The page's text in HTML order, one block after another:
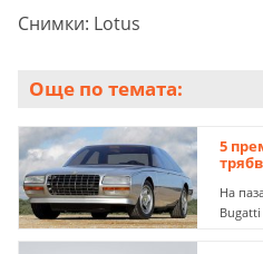
Снимки: Lotus
Още по темата:
5
На